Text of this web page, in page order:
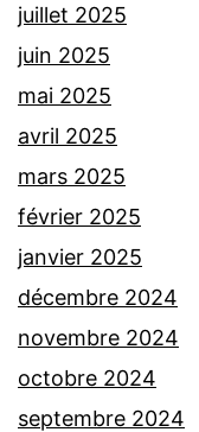
juillet 2025
juin 2025
mai 2025
avril 2025
mars 2025
février 2025
janvier 2025
décembre 2024
novembre 2024
octobre 2024
septembre 2024